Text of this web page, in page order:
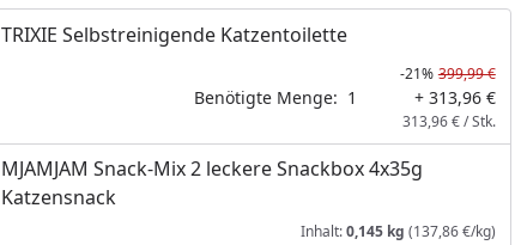
TRIXIE Selbstreinigende Katzentoilette
-21% 399,99 €
Benötigte Menge: 1 + 313,96 €
313,96 € / Stk.
MJAMJAM Snack-Mix 2 leckere Snackbox 4x35g
Katzensnack
Inhalt:0,145 kg (137,86 €/kg)